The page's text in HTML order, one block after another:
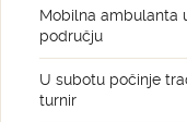
Mobilna ambulanta
području
U subotu počinje
turnir